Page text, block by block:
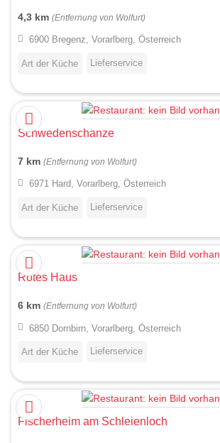
4,3 km (Entfernung von Wolfurt)
6900 Bregenz, Vorarlberg, Österreich
Art der Küche Lieferservice
Schwedenschanze
7 km (Entfernung von Wolfurt)
6971 Hard, Vorarlberg, Österreich
Art der Küche Lieferservice
Rotes Haus
6 km (Entfernung von Wolfurt)
6850 Dornbirn, Vorarlberg, Österreich
Art der Küche Lieferservice
Fischerheim am Schleienloch